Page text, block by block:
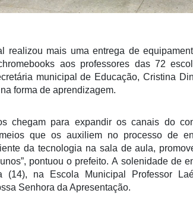
realizou mais uma entrega de
aos professores das 72
municipalde Educação, Cristina
forma de aprendizagem.
chegam para expandir os canais do
que os auxiliem no processo de
da tecnologia na sala de aula,
pontuou o prefeito. A solenidade de
(14), na Escola Municipal Professor
Senhora da Apresentação.